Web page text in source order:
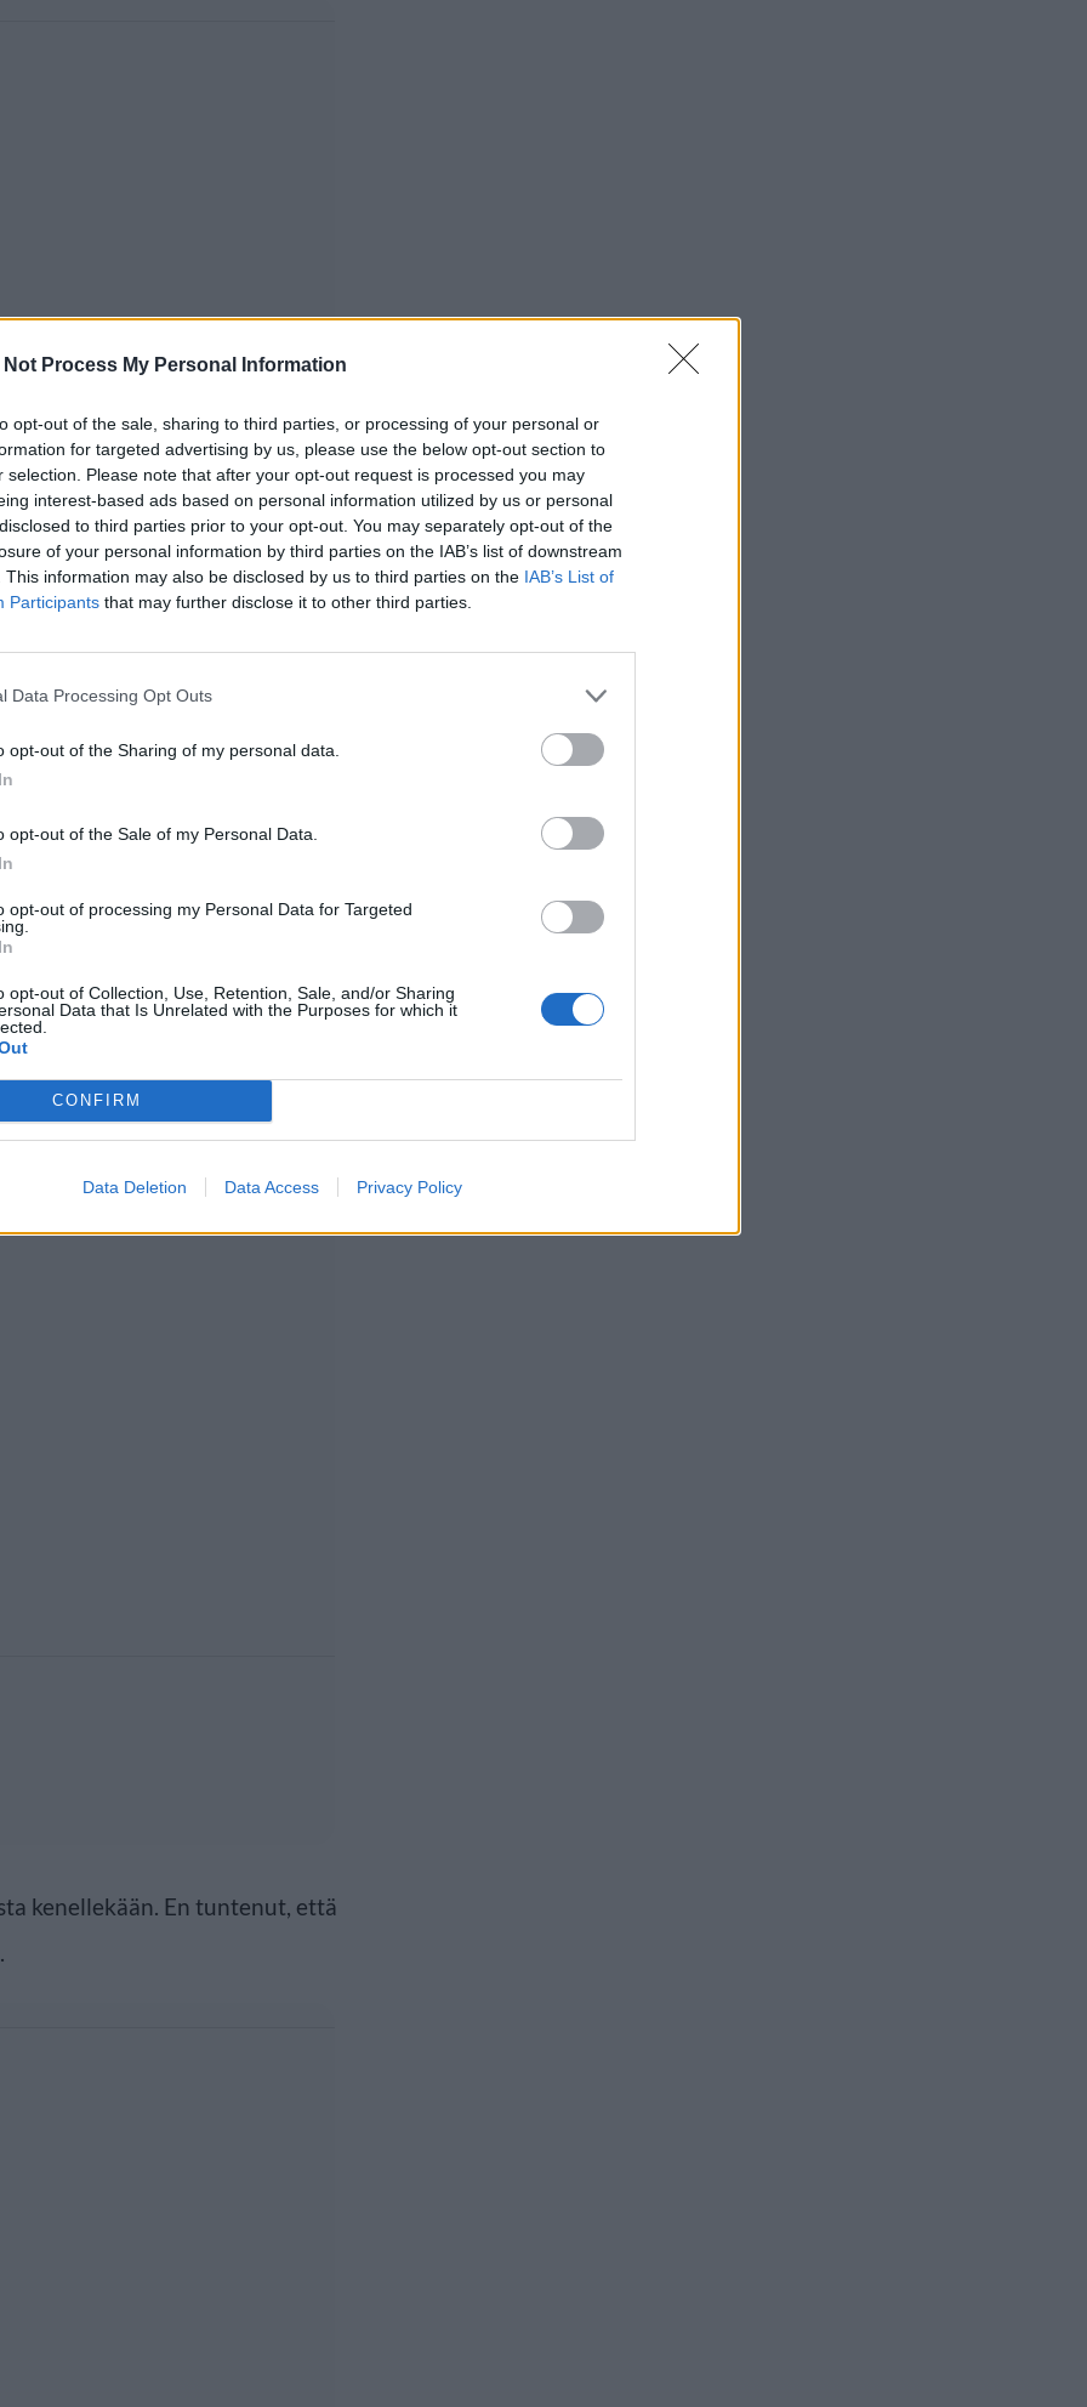
Not Process My Personal Information
opt-out of the sale, sharing to third parties, or processing of your personal or
for targeted advertising by us, please use the below opt-out section to
selection. Please note that after your opt-out request is processed you may
interest-based ads based on personal information utilized by us or personal
to third parties prior to your opt-out. You may separately opt-out of the
of your personal information by third parties on the IAB’s list of downstream
This information may also be disclosed by us to third parties on the IAB’s List of
Participants that may further disclose it to other third parties.
Data Processing Opt Outs
opt-out of the Sharing of my personal data.
opt-out of the Sale of my Personal Data.
opt-out of processing my Personal Data for Targeted
opt-out of Collection, Use, Retention, Sale, and/or Sharing
Data that Is Unrelated with the Purposes for which it
CONFIRM
Data Deletion Data Access Privacy Policy
hän sanoi ja paljasti
olevan erittäin
Hän ei silti uskaltanut
kenellekään. En tuntenut, että